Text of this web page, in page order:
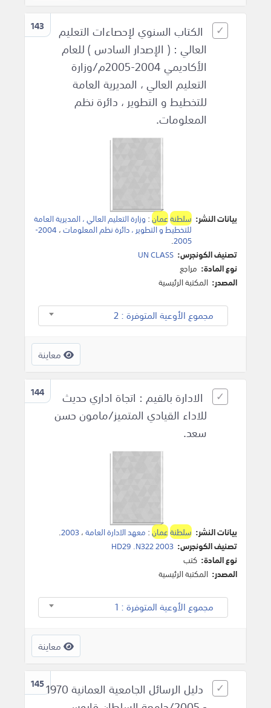
143
الكتاب السنوي لإحصاءات التعليم
العالي : ( الإصدار السادس ) للعام
الأكاديمي 2004-2005م/وزارة
التعليم العالي ، المديرية العامة
للتخطيط و التطوير ، دائرة نظم
المعلومات.
بيانات النشر: سلطنةعمان: وزارة التعليم العالي ، المديرية العامة
للتخطيط و التطوير ، دائرة نظم المعلومات، 2004-
2005
.
تصنيف الكونجرس: UN CLASS
نوع المادة: مراجع
المصدر: المكتبة الرئيسية
مجموع الأوعية المتوفرة : 2
معاينة
144
الادارة بالقيم : اتجاة اداري حديث
للاداء القيادي المتميز/مامون حسن
سعد.
بيانات النشر: سلطنةعمان: معهد الادارة العامة،2003
.
تصنيف الكونجرس: HD29 .N322 2003
نوع المادة: كتب
المصدر: المكتبة الرئيسية
مجموع الأوعية المتوفرة : 1
معاينة
145دليل الرسائل الجامعية العمانية 1970